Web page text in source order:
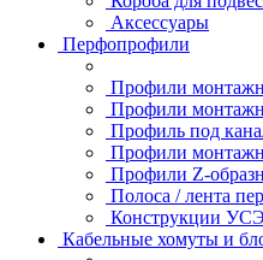
Аксессуары
Перфопрофили
Профили
Профили
Профиль под
Профили
Профили Z-
Полоса / лента
Конструкции
Кабельные хомуты и